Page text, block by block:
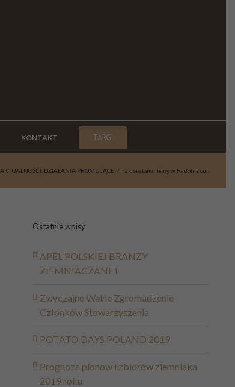
KONTAKT TARGI
AKTUALNOŚĆI DZIAŁANIA PROMUJĄCE / Tak się bawiliśmy w Radomsku!
Ostatnie wpisy
APEL POLSKIEJ BRANŻY
ZIEMNIACZANEJ
Zwyczajne Walne Zgromadzenie
Członków Stowarzyszenia
POTATO DAYS POLAND 2019
Prognoza plonow i zbiorów ziemniaka
2019 roku